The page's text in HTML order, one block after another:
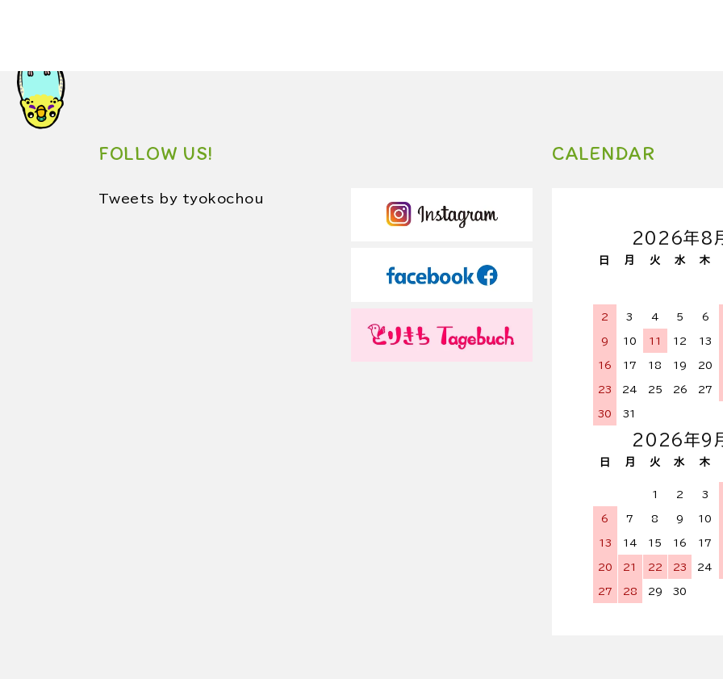
FOLLOW US!
Tweets by tyokochou
CALENDAR
2026年8
日 月 火 水 木
2 3 4 5 6
9 10 11 12 13
16 17 18 19 20
23 24 25 26 27
30 31
2026年9
日 月 火 水 木
1 2 3
6 7 8 9 10
13 14 15 16 17
20 21 22 23 24
27 28 29 30